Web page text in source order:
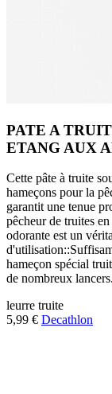
PATE A
ETANG AUX
Cette pâte à truite
hameçons pour la
garantit une tenue
pêcheur de truites
odorante est un
hameçon spécial
de nombreux
leurre truite
5,99 € Decathlon